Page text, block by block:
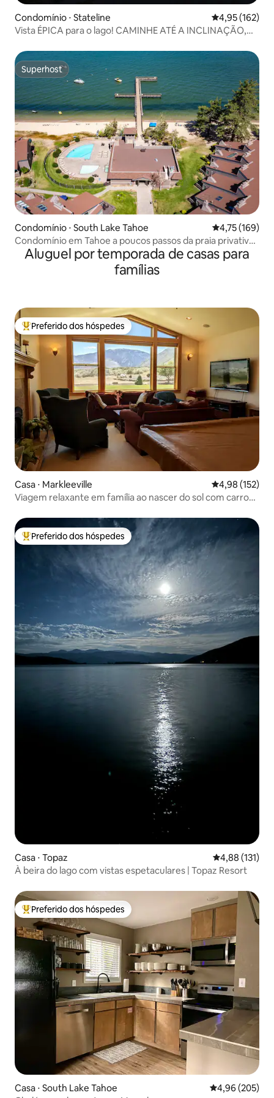
Condomínio ⋅ Stateline 4,95 de uma
4,95 (162)
Vista ÉPICA para o lago! CAMINHE ATÉ A INCLINAÇÃO,
Superhost
Superhost
Condomínio ⋅ South Lake Tahoe 4,75 de uma
4,75 (169)
Condomínio em Tahoe a poucos passos da praia privativa,
com piscinas e banheira de hidromassagem
Aluguel por temporada de casas para
famílias
Entre os melhores preferidos dos hóspedes
Preferido dos hóspedes
Casa ⋅ Markleeville 4,98 de uma
4,98 (152)
Viagem relaxante em família ao nascer do sol com carro
Entre os melhores preferidos dos hóspedes
Preferido dos hóspedes
Casa ⋅ Topaz 4,88 de uma
4,88 (131)
À beira do lago com vistas espetaculares | Topaz Resort
Entre os melhores preferidos dos hóspedes
Preferido dos hóspedes
Casa ⋅ South Lake Tahoe 4,96 de uma
4,96 (205)